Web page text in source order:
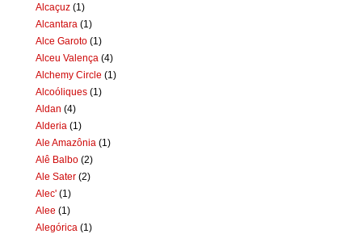
Alcaçuz (1)
Alcantara (1)
Alce Garoto (1)
Alceu Valença (4)
Alchemy Circle (1)
Alcoóliques (1)
Aldan (4)
Alderia (1)
Ale Amazônia (1)
Alê Balbo (2)
Ale Sater (2)
Alec' (1)
Alee (1)
Alegórica (1)